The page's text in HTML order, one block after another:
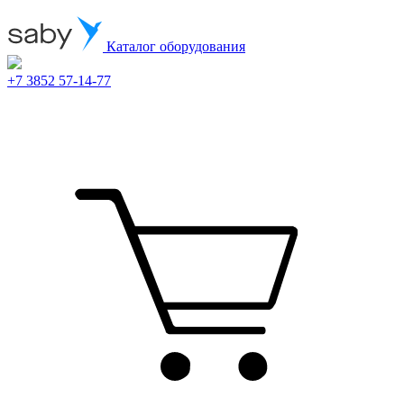
Каталог оборудования
+7 3852 57-14-77